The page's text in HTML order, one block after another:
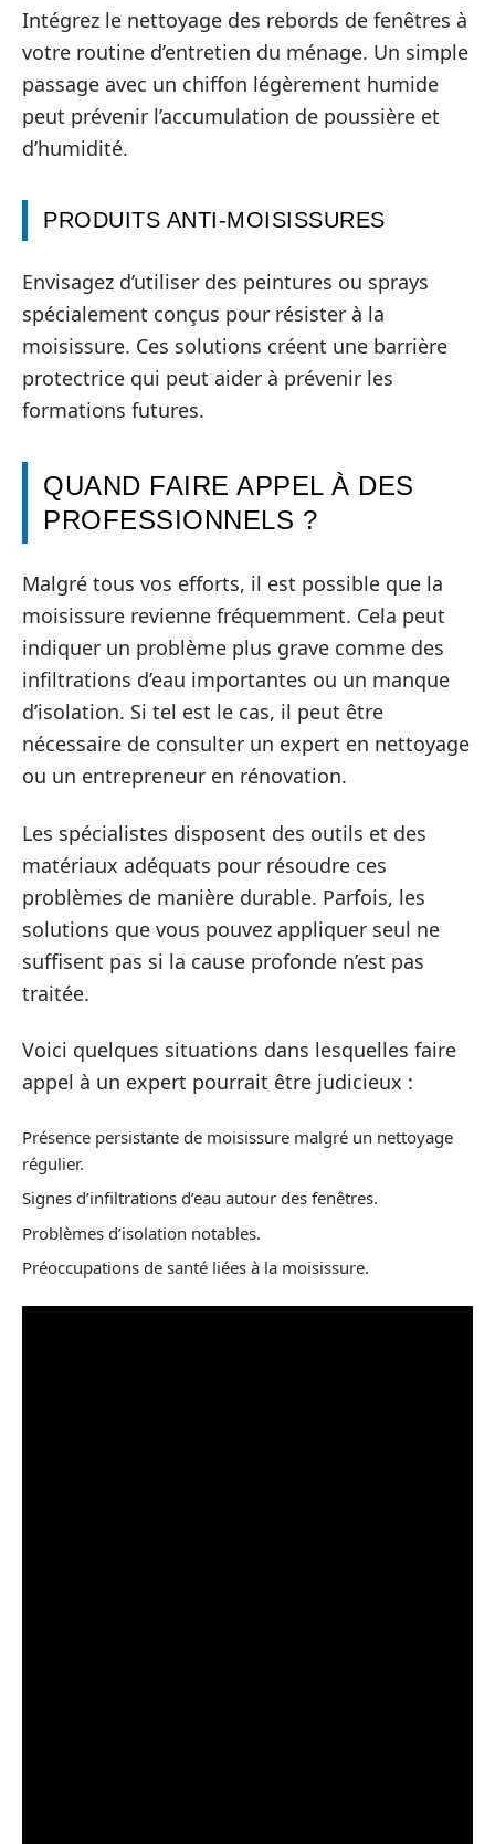
Intégrez le nettoyage des rebords de fenêtres à
votre routine d’entretien du ménage. Un simple
passage avec un chiffon légèrement humide
peut prévenir l’accumulation de poussière et
d’humidité.
PRODUITS ANTI-MOISISSURES
Envisagez d’utiliser des peintures ou sprays
spécialement conçus pour résister à la
moisissure. Ces solutions créent une barrière
protectrice qui peut aider à prévenir les
formations futures.
QUAND FAIRE APPEL À DES
PROFESSIONNELS ?
Malgré tous vos efforts, il est possible que la
moisissure revienne fréquemment. Cela peut
indiquer un problème plus grave comme des
infiltrations d’eau importantes ou un manque
d’isolation. Si tel est le cas, il peut être
nécessaire de consulter un expert en nettoyage
ou un entrepreneur en rénovation.
Les spécialistes disposent des outils et des
matériaux adéquats pour résoudre ces
problèmes de manière durable. Parfois, les
solutions que vous pouvez appliquer seul ne
suffisent pas si la cause profonde n’est pas
traitée.
Voici quelques situations dans lesquelles faire
appel à un expert pourrait être judicieux :
Présence persistante de moisissure malgré un nettoyage
régulier.
Signes d’infiltrations d’eau autour des fenêtres.
Problèmes d’isolation notables.
Préoccupations de santé liées à la moisissure.